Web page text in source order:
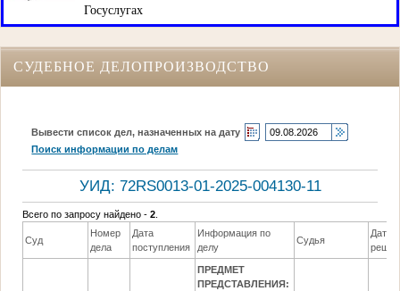
Госуслугах
СУДЕБНОЕ ДЕЛОПРОИЗВОДСТВО
Вывести список дел, назначенных на дату
Поиск информации по делам
УИД: 72RS0013-01-2025-004130-11
Всего по запросу найдено -2
Суд
Номер
дела
Дата
поступления
Информация по
делу
Судья
Дата
ПРЕДМЕТ
ПРЕДСТАВЛЕНИЯ: